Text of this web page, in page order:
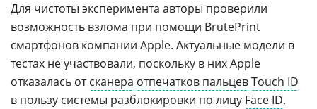
Для чистоты эксперимента авторы проверили
возможность взлома при помощи BrutePrint
смартфонов компании Apple. Актуальные модели в
тестах не участвовали, поскольку в них Apple
отказалась отсканера отпечатков пальцевTouch ID
в пользу системы разблокировки по лицу Face ID.